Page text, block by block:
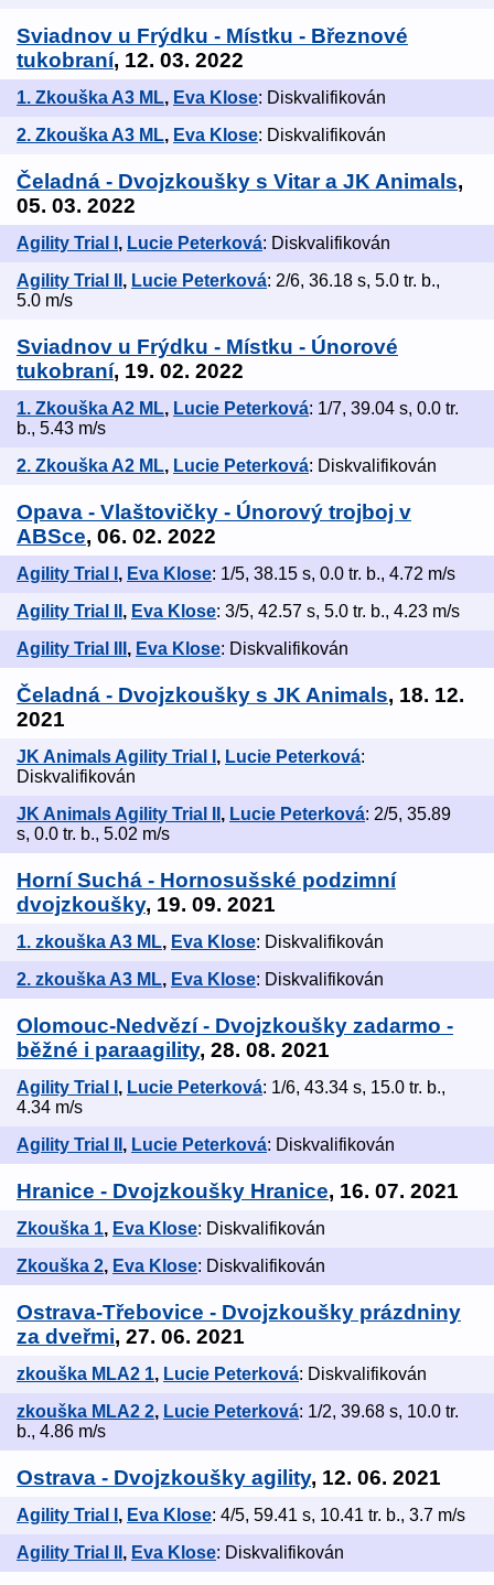
Sviadnov u Frýdku - Místku - Březnové
tukobraní, 12. 03. 2022
1. Zkouška A3 ML, Eva Klose: Diskvalifikován
2. Zkouška A3 ML, Eva Klose: Diskvalifikován
Čeladná - Dvojzkoušky s Vitar a JK Animals,
05. 03. 2022
Agility Trial I , Lucie Peterková: Diskvalifikován
Agility Trial II , Lucie Peterková: 2/6, 36.18 s, 5.0 tr. b.,
5.0 m/s
Sviadnov u Frýdku - Místku - Únorové
tukobraní, 19. 02. 2022
1. Zkouška A2 ML, Lucie Peterková: 1/7, 39.04 s, 0.0 tr.
b., 5.43 m/s
2. Zkouška A2 ML, Lucie Peterková: Diskvalifikován
Opava - Vlaštovičky - Únorový trojboj v
ABSce, 06. 02. 2022
Agility Trial I , Eva Klose: 1/5, 38.15 s, 0.0 tr. b., 4.72 m/s
Agility Trial II , Eva Klose: 3/5, 42.57 s, 5.0 tr. b., 4.23 m/s
Agility Trial III , Eva Klose: Diskvalifikován
Čeladná - Dvojzkoušky s JK Animals, 18. 12.
2021
JK Animals Agility Trial I , Lucie Peterková:
Diskvalifikován
JK Animals Agility Trial II , Lucie Peterková: 2/5, 35.89
s, 0.0 tr. b., 5.02 m/s
Horní Suchá - Hornosušské podzimní
dvojzkoušky, 19. 09. 2021
1. zkouška A3 ML, Eva Klose: Diskvalifikován
2. zkouška A3 ML, Eva Klose: Diskvalifikován
Olomouc-Nedvězí - Dvojzkoušky zadarmo -
běžné i paraagility, 28. 08. 2021
Agility Trial I , Lucie Peterková: 1/6, 43.34 s, 15.0 tr. b.,
4.34 m/s
Agility Trial II , Lucie Peterková: Diskvalifikován
Hranice - Dvojzkoušky Hranice, 16. 07. 2021
Zkouška 1, Eva Klose: Diskvalifikován
Zkouška 2, Eva Klose: Diskvalifikován
Ostrava-Třebovice - Dvojzkoušky prázdniny
za dveřmi, 27. 06. 2021
zkouška MLA2 1, Lucie Peterková: Diskvalifikován
zkouška MLA2 2, Lucie Peterková: 1/2, 39.68 s, 10.0 tr.
b., 4.86 m/s
Ostrava - Dvojzkoušky agility, 12. 06. 2021
Agility Trial I , Eva Klose: 4/5, 59.41 s, 10.41 tr. b., 3.7 m/s
Agility Trial II , Eva Klose: Diskvalifikován